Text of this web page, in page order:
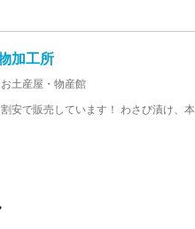
加工所
お土産屋・物産館